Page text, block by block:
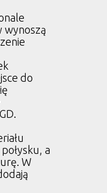
wynoszą
do
a
W